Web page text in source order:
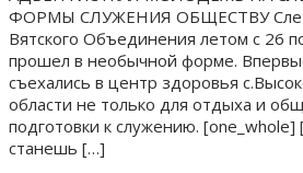
ФОРМЫ СЛУЖЕНИЯ ОБЩЕСТВУ Слет
Вятского Объединения летом с 26
прошел в необычной форме.
съехались в центр здоровья
области не только для отдыха и
подготовки к служению. [one_whole]
станешь […]